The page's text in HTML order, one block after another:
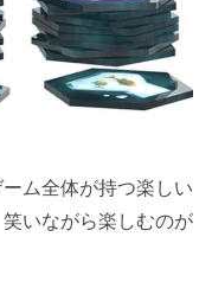
ム全体が持つ楽しい
いながら楽しむのが